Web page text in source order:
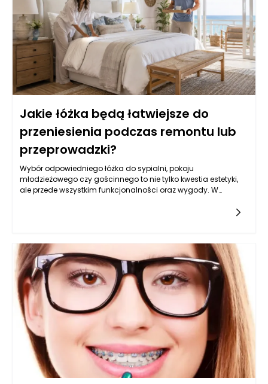
Jakie łóżka będą łatwiejsze do
przeniesienia podczas remontu lub
przeprowadzki?
Wybór odpowiedniego łóżka do sypialni, pokoju
młodzieżowego czy gościnnego to nie tylko kwestia estetyki,
ale przede wszystkim funkcjonalności oraz wygody. W
mebli staje się nieodłącznym elementem, który należy wziąć
także na to, jak jego konstrukcja i materiały mogą ułatwić
życie podczas transportu.